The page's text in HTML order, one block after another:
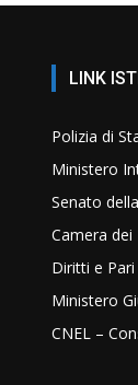
LINK
Polizia di
Ministero
Senato
Camera
Diritti e
Ministero
CNEL –